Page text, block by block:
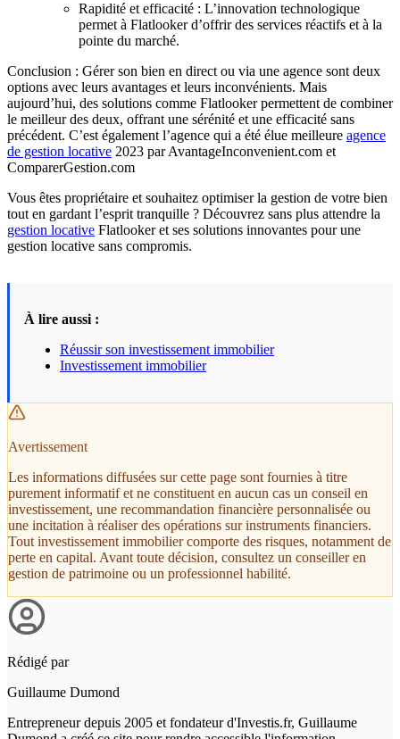
Rapidité et efficacité : L’innovation technologique
permet à Flatlooker d’offrir des services réactifs et à la
pointe du marché.
Conclusion : Gérer son bien en direct ou via une agence sont deux
options avec leurs avantages et leurs inconvénients. Mais
aujourd’hui, des solutions comme Flatlooker permettent de combiner
le meilleur des deux, offrant une sérénité et une efficacité sans
précédent. C’est également l’agence qui a été élue meilleure agence
de gestion locative 2023 par AvantageInconvenient.com et
ComparerGestion.com
Vous êtes propriétaire et souhaitez optimiser la gestion de votre bien
tout en gardant l’esprit tranquille ? Découvrez sans plus attendre la
gestion locative Flatlooker et ses solutions innovantes pour une
gestion locative sans compromis.
À lire aussi :
Réussir son investissement immobilier
Investissement immobilier
Avertissement
Les informations diffusées sur cette page sont fournies à titre
purement informatif et ne constituent en aucun cas un conseil en
investissement, une recommandation financière personnalisée ou
une incitation à réaliser des opérations sur instruments financiers.
Tout investissement immobilier comporte des risques, notamment de
perte en capital. Avant toute décision, consultez un conseiller en
gestion de patrimoine ou un professionnel habilité.
Rédigé par
Guillaume Dumond
Entrepreneur depuis 2005 et fondateur d'Investis.fr, Guillaume